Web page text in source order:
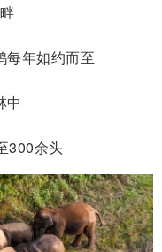
每年如约而至
中
300余头